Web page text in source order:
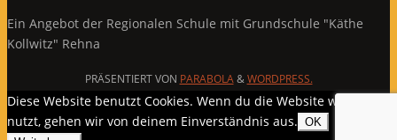
Ein Angebot der Regionalen Schule mit Grundschule "Käthe
Kollwitz" Rehna
PRÄSENTIERT VON PARABOLA&WORDPRESS.
Diese Website benutzt Cookies. Wenn du die Website weiter
nutzt, gehen wir von deinem Einverständnis aus. OK